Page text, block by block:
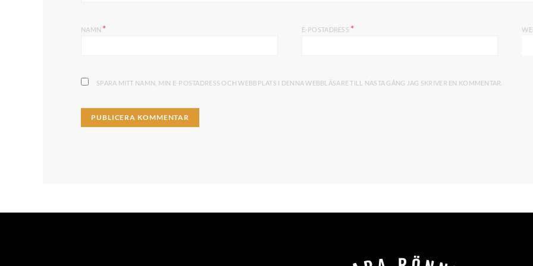
NAMN * E-POSTADRESS *
SPARA MITT NAMN, MIN E-POSTADRESS OCH WEBBPLATS I DENNA WEBBLÄSARE TILL NÄSTA GÅNG JAG SKRIVER EN KOMMENTAR.